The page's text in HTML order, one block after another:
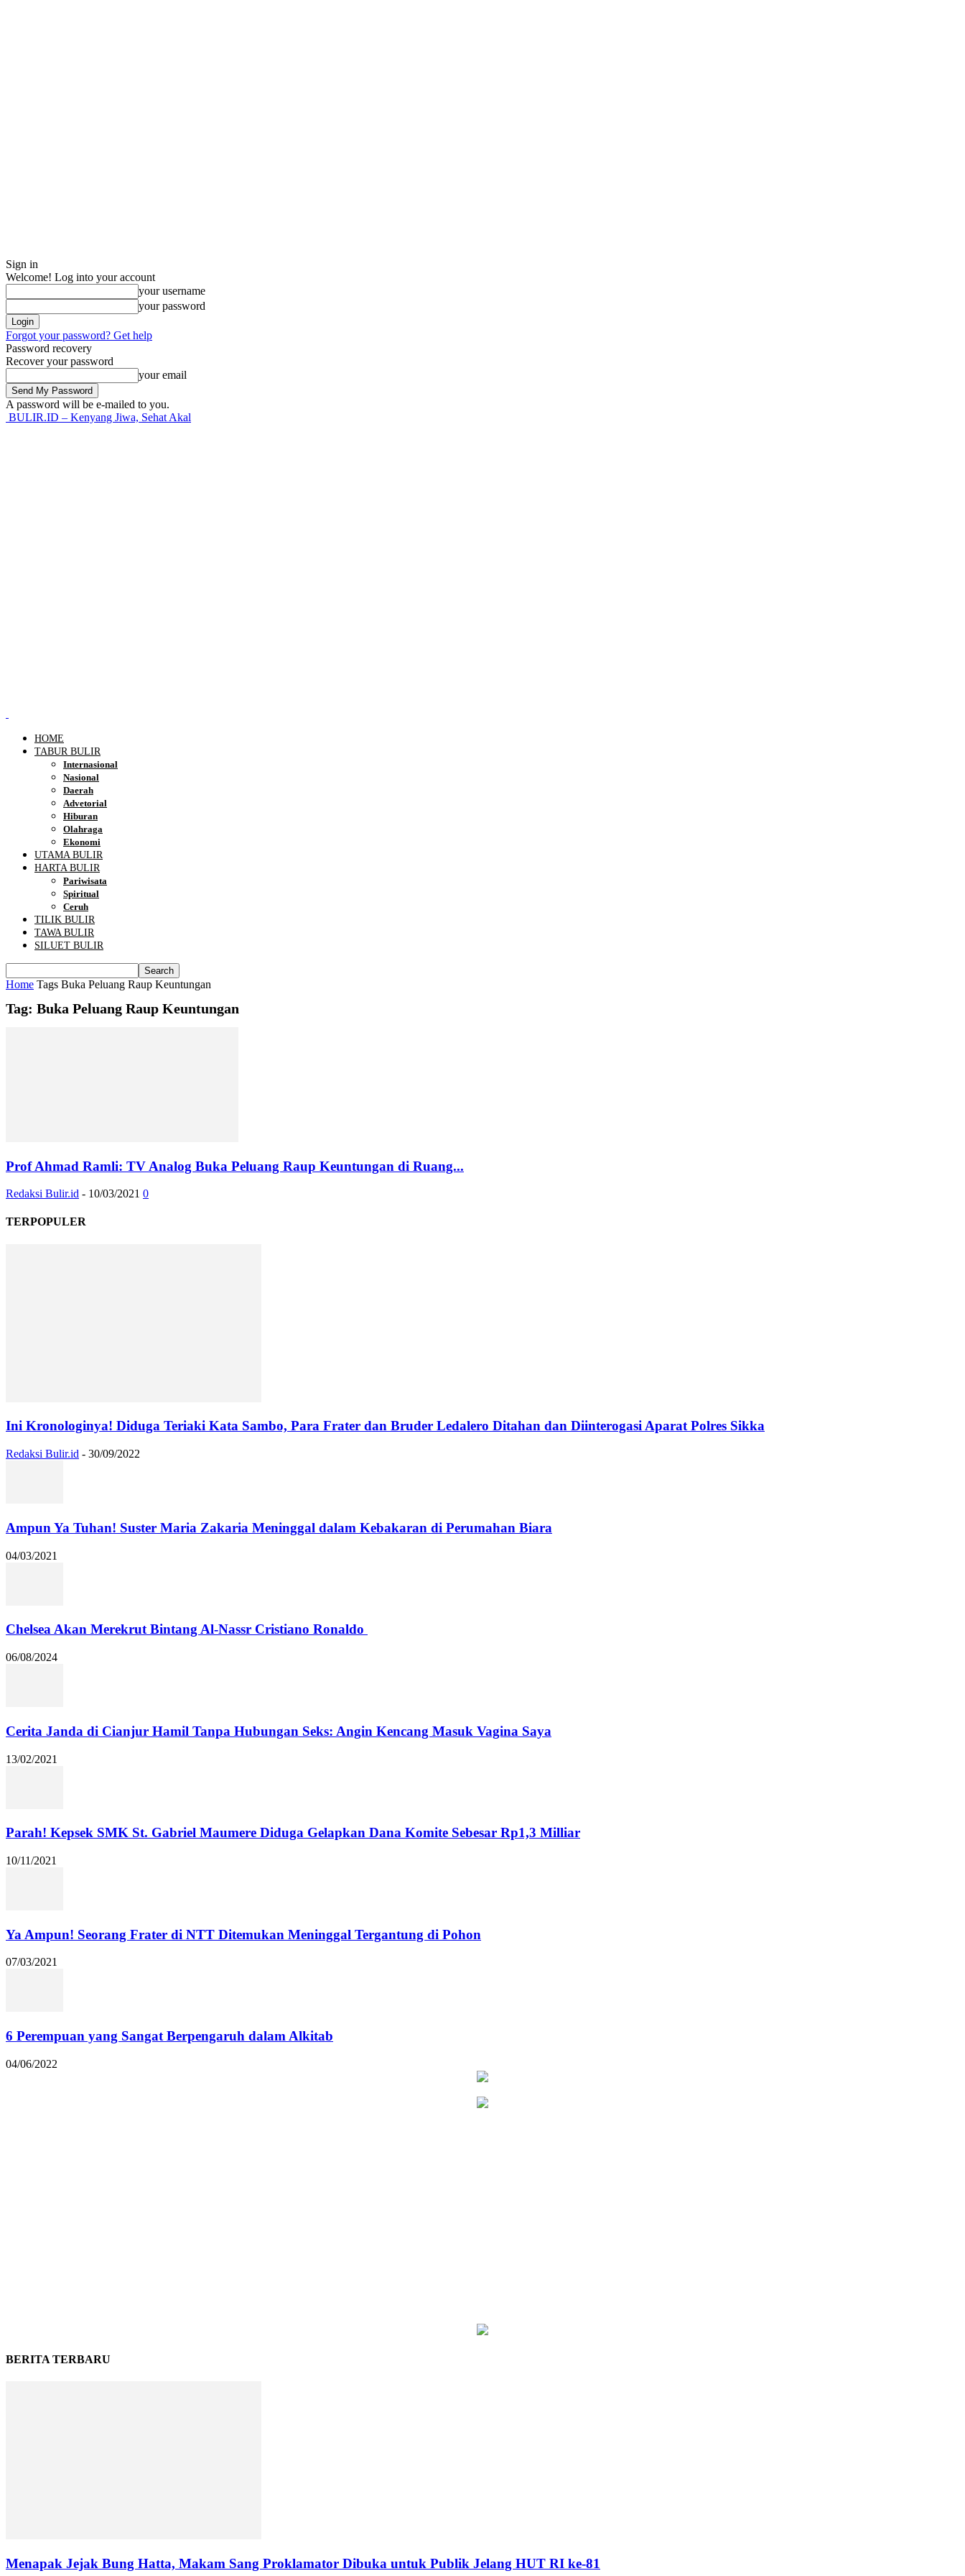
Sign in
Welcome! Log into your account
your username
your password
Forgot your password? Get help
Password recovery
Recover your password
your email
A password will be e-mailed to you.
BULIR.ID – Kenyang Jiwa, Sehat Akal
HOME
TABUR BULIR
Internasional
Nasional
Daerah
Advetorial
Hiburan
Olahraga
Ekonomi
UTAMA BULIR
HARTA BULIR
Pariwisata
Spiritual
Ceruh
TILIK BULIR
TAWA BULIR
SILUET BULIR
Home Tags Buka Peluang Raup Keuntungan
Tag: Buka Peluang Raup Keuntungan
Prof Ahmad Ramli: TV Analog Buka Peluang Raup Keuntungan di Ruang...
Redaksi Bulir.id - 10/03/2021 0
TERPOPULER
Ini Kronologinya! Diduga Teriaki Kata Sambo, Para Frater dan Bruder Ledalero Ditahan dan Diinterogasi Aparat Polres Sikka
Redaksi Bulir.id - 30/09/2022
Ampun Ya Tuhan! Suster Maria Zakaria Meninggal dalam Kebakaran di Perumahan Biara
04/03/2021
Chelsea Akan Merekrut Bintang Al-Nassr Cristiano Ronaldo
06/08/2024
Cerita Janda di Cianjur Hamil Tanpa Hubungan Seks: Angin Kencang Masuk Vagina Saya
13/02/2021
Parah! Kepsek SMK St. Gabriel Maumere Diduga Gelapkan Dana Komite Sebesar Rp1,3 Milliar
10/11/2021
Ya Ampun! Seorang Frater di NTT Ditemukan Meninggal Tergantung di Pohon
07/03/2021
6 Perempuan yang Sangat Berpengaruh dalam Alkitab
04/06/2022
BERITA TERBARU
Menapak Jejak Bung Hatta, Makam Sang Proklamator Dibuka untuk Publik Jelang HUT RI ke-81